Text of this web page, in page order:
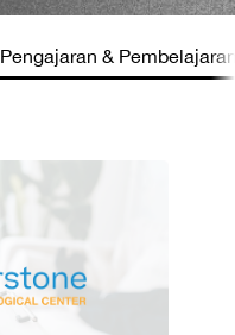
Pengajaran &